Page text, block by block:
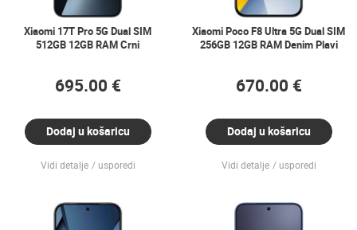
Xiaomi 17T Pro 5G Dual SIM
512GB 12GB RAM Crni
695.00 €
Dodaj u košaricu
Vidi detalje usporedi
Xiaomi Poco F8 Ultra 5G Dual SIM
256GB 12GB RAM Denim Plavi
670.00 €
Dodaj u košaricu
Vidi detalje usporedi